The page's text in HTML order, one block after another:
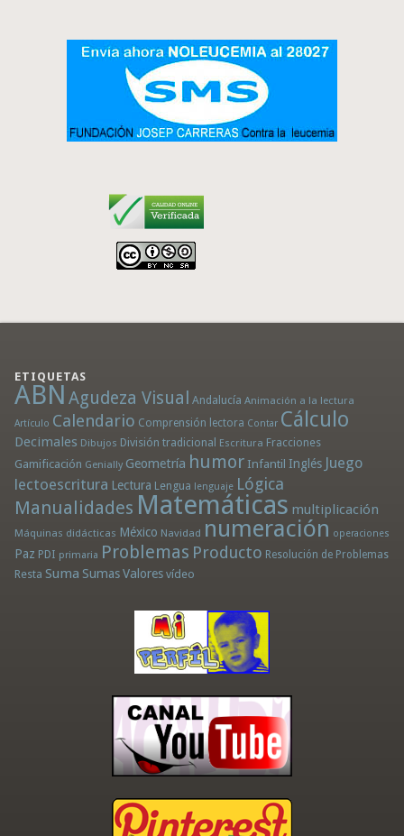
ETIQUETAS
ABN Agudeza Visual Andalucía Animación a la lectura
Artículo Calendario Comprensión lectora Contar Cálculo
Decimales Dibujos División tradicional Escritura Fracciones
Gamificación Genially Geometría humor Infantil Inglés Juego
lectoescritura Lectura Lengua lenguaje Lógica
Manualidades Matemáticas multiplicación
Máquinas didácticas México Navidad numeración operaciones
Paz PDI primaria Problemas Producto Resolución de Problemas
Resta Suma Sumas Valores vídeo